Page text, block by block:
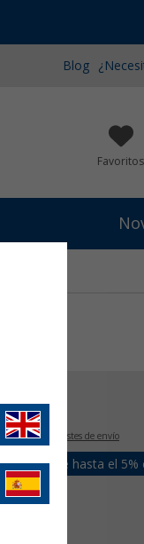
Blog
Favoritos
€
incluido + Costes de envío
bonus de hasta el